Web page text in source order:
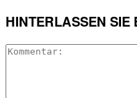
HINTERLASSEN SIE